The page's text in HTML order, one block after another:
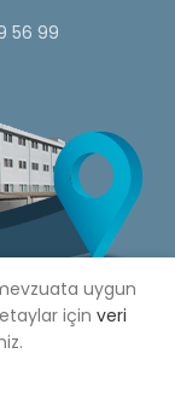
56 99
Pano Fiyat
uygun
için veri